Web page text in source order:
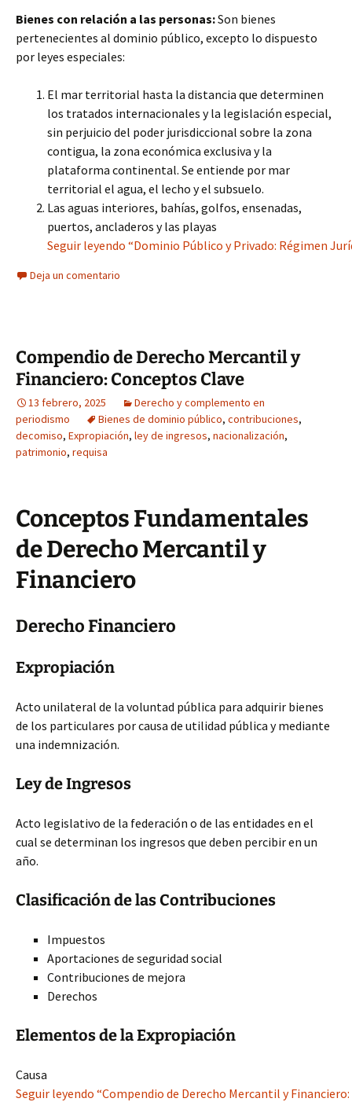
Bienes con relación a las personas:Son bienes
pertenecientes al dominio público, excepto lo dispuesto
por leyes especiales:
El mar territorial hasta la distancia que determinen
los tratados internacionales y la legislación especial,
sin perjuicio del poder jurisdiccional sobre la zona
contigua, la zona económica exclusiva y la
plataforma continental. Se entiende por mar
territorial el agua, el lecho y el subsuelo.
Las aguas interiores, bahías, golfos, ensenadas,
puertos, ancladeros y las playas
Seguir leyendo “Dominio Público y Privado: Régimen
Deja un comentario
Compendio de Derecho Mercantil y
Financiero: Conceptos Clave
13 febrero, 2025
Derecho y complemento en
periodismo
Bienes de dominio público, contribuciones,
decomiso, Expropiación, ley de ingresos, nacionalización,
patrimonio, requisa
Conceptos Fundamentales
de Derecho Mercantil y
Financiero
Derecho Financiero
Expropiación
Acto unilateral de la voluntad pública para adquirir bienes
de los particulares por causa de utilidad pública y mediante
una indemnización.
Ley de Ingresos
Acto legislativo de la federación o de las entidades en el
cual se determinan los ingresos que deben percibir en un
año.
Clasificación de las Contribuciones
Impuestos
Aportaciones de seguridad social
Contribuciones de mejora
Derechos
Elementos de la Expropiación
Causa
Seguir leyendo “Compendio de Derecho Mercantil y Financiero: